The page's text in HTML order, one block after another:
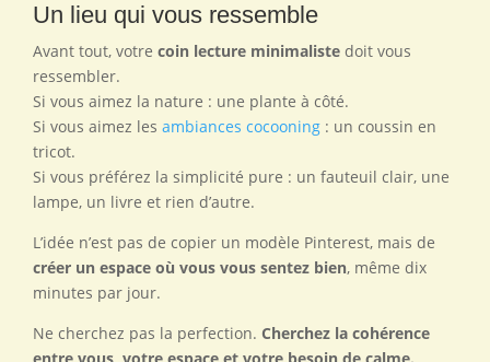
Un lieu qui vous ressemble
Avant tout, votre coin lecture minimaliste doit vous
ressembler.
Si vous aimez la nature : une plante à côté.
Si vous aimez les ambiances cocooning : un coussin en
tricot.
Si vous préférez la simplicité pure : un fauteuil clair, une
lampe, un livre et rien d’autre.
L’idée n’est pas de copier un modèle Pinterest, mais de
créer un espace où vous vous sentez bien, même dix
minutes par jour.
Ne cherchez pas la perfection. Cherchez la cohérence